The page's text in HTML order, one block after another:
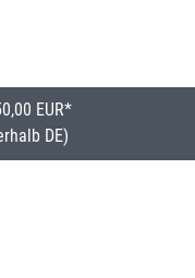
EUR*
DE)